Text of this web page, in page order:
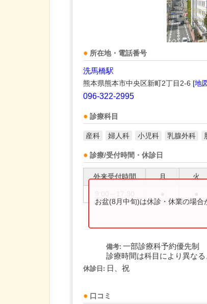
所在地・電話番号
洗馬橋駅
熊本県熊本市中央区新町2丁目2-6 [地
096-322-2995
診療科目
産科 婦人科 小児科 乳腺外科
診療/受付時間・休診日
外来受付時間 月 火
お盆(8月中旬)は休診・休業の場合
備考: 一部診療科予約優先制
診療時間は科目により異なる
休診日: 日、祝
口コミ